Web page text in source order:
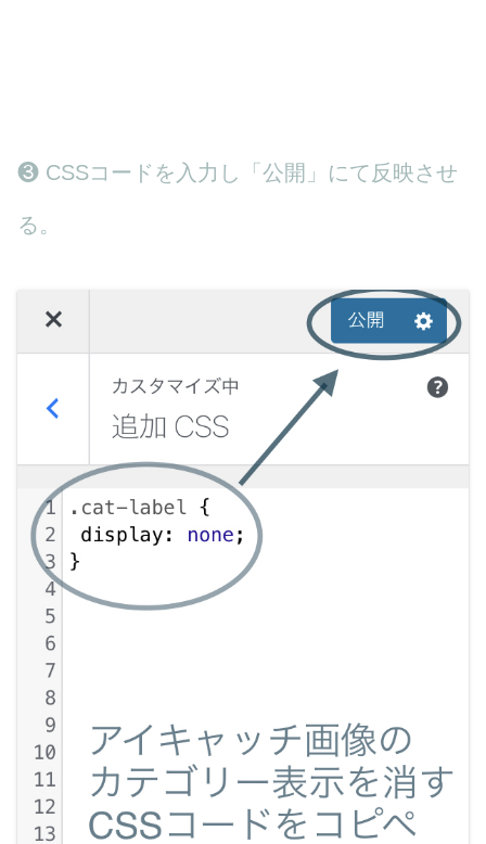
❸ CSSコードを入力し「公開」にて反映させ
る。